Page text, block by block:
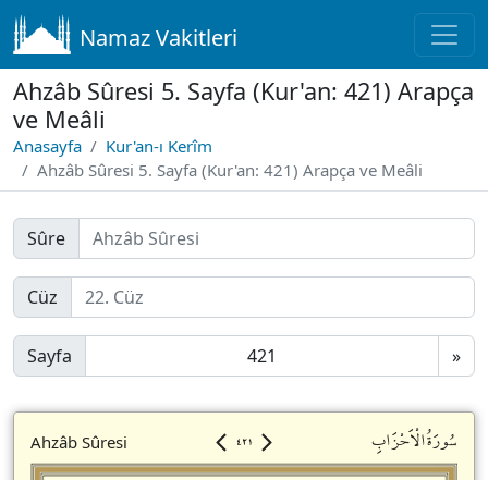
Namaz Vakitleri
Ahzâb Sûresi 5. Sayfa (Kur'an: 421) Arapça
ve Meâli
Anasayfa
Kur'an-ı Kerîm
Ahzâb Sûresi 5. Sayfa (Kur'an: 421) Arapça ve Meâli
Sûre
Cüz
Sayfa »
Ahzâb Sûresi ٤٢١ سُورَةُالْاَحْزَابِ